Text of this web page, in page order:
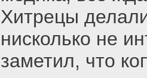
Хитрецы
нисколько не
заметил, что